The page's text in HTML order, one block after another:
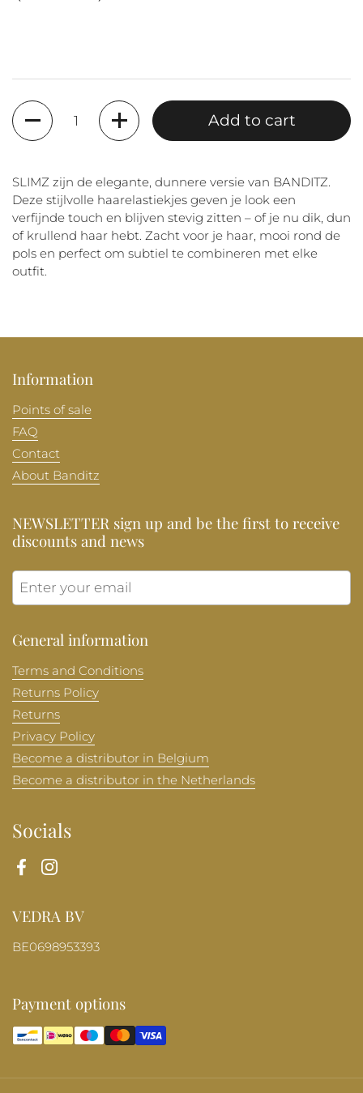
Quantity
Add to cart
SLIMZ zijn de elegante, dunnere versie van BANDITZ.
Deze stijlvolle haarelastiekjes geven je look een
verfijnde touch en blijven stevig zitten – of je nu dik, dun
of krullend haar hebt. Zacht voor je haar, mooi rond de
pols en perfect om subtiel te combineren met elke
outfit.
Information
Points of sale
FAQ
Contact
About Banditz
NEWSLETTER sign up and be the first to receive
discounts and news
General information
Terms and Conditions
Returns Policy
Returns
Privacy Policy
Become a distributor in Belgium
Become a distributor in the Netherlands
Socials
FacebookInstagram
VEDRA BV
BE0698953393
Payment options